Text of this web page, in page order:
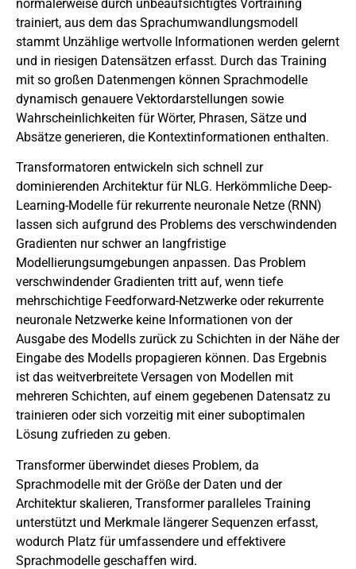
normalerweise durch unbeaufsichtigtes Vortraining
trainiert, aus dem das Sprachumwandlungsmodell
stammt Unzählige wertvolle Informationen werden gelernt
und in riesigen Datensätzen erfasst. Durch das Training
mit so großen Datenmengen können Sprachmodelle
dynamisch genauere Vektordarstellungen sowie
Wahrscheinlichkeiten für Wörter, Phrasen, Sätze und
Absätze generieren, die Kontextinformationen enthalten.
Transformatoren entwickeln sich schnell zur
dominierenden Architektur für NLG. Herkömmliche Deep-
Learning-Modelle für rekurrente neuronale Netze (RNN)
lassen sich aufgrund des Problems des verschwindenden
Gradienten nur schwer an langfristige
Modellierungsumgebungen anpassen. Das Problem
verschwindender Gradienten tritt auf, wenn tiefe
mehrschichtige Feedforward-Netzwerke oder rekurrente
neuronale Netzwerke keine Informationen von der
Ausgabe des Modells zurück zu Schichten in der Nähe der
Eingabe des Modells propagieren können. Das Ergebnis
ist das weitverbreitete Versagen von Modellen mit
mehreren Schichten, auf einem gegebenen Datensatz zu
trainieren oder sich vorzeitig mit einer suboptimalen
Lösung zufrieden zu geben.
Transformer überwindet dieses Problem, da
Sprachmodelle mit der Größe der Daten und der
Architektur skalieren, Transformer paralleles Training
unterstützt und Merkmale längerer Sequenzen erfasst,
wodurch Platz für umfassendere und effektivere
Sprachmodelle geschaffen wird.